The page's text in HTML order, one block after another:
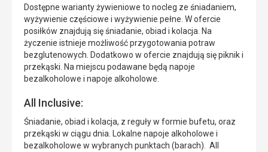
Dostępne warianty żywieniowe to nocleg ze śniadaniem,
wyżywienie częściowe i wyżywienie pełne. W ofercie
posiłków znajdują się śniadanie, obiad i kolacja. Na
życzenie istnieje możliwość przygotowania potraw
bezglutenowych. Dodatkowo w ofercie znajdują się piknik i
przekąski. Na miejscu podawane będą napoje
bezalkoholowe i napoje alkoholowe.
All Inclusive:
Śniadanie, obiad i kolacja, z reguły w formie bufetu, oraz
przekąski w ciągu dnia. Lokalne napoje alkoholowe i
bezalkoholowe w wybranych punktach (barach). All